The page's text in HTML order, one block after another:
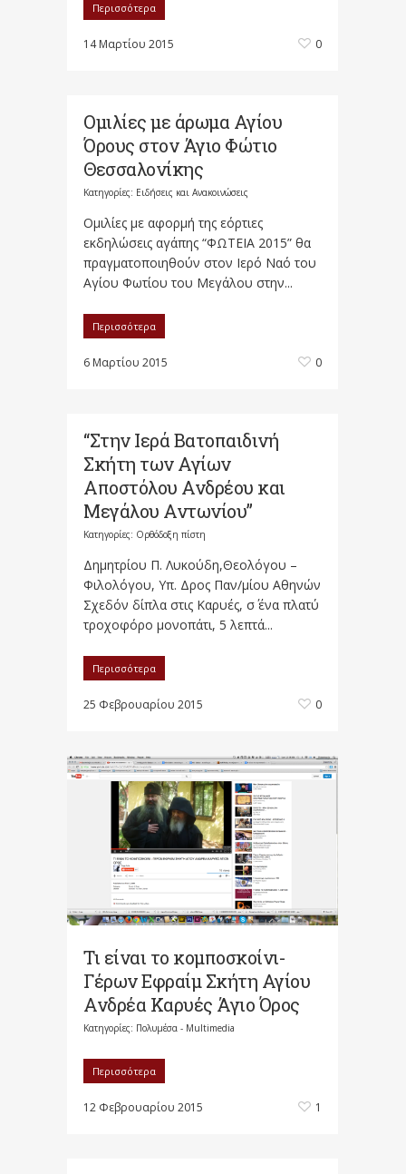
Περισσότερα
14 Μαρτίου 2015 0
Ομιλίες με άρωμα Αγίου
Όρους στον Άγιο Φώτιο
Θεσσαλονίκης
Κατηγορίες: Ειδήσεις και Ανακοινώσεις
Ομιλίες με αφορμή της εόρτιες
εκδηλώσεις αγάπης “ΦΩΤΕΙΑ 2015” θα
πραγματοποιηθούν στον Ιερό Ναό του
Αγίου Φωτίου του Μεγάλου στην...
Περισσότερα
6 Μαρτίου 2015 0
“Στην Ιερά Βατοπαιδινή
Σκήτη των Αγίων
Αποστόλου Ανδρέου και
Μεγάλου Αντωνίου”
Κατηγορίες: Ορθόδοξη πίστη
Δημητρίου Π. Λυκούδη,Θεολόγου –
Φιλολόγου, Υπ. Δρος Παν/μίου Αθηνών
Σχεδόν δίπλα στις Καρυές, σ΄ ένα πλατύ
τροχοφόρο μονοπάτι, 5 λεπτά...
Περισσότερα
25 Φεβρουαρίου 2015 0
Τι είναι το κομποσκοίνι-
Γέρων Εφραίμ Σκήτη Αγίου
Ανδρέα Καρυές Άγιο Όρος
Κατηγορίες: Πολυμέσα - Multimedia
Περισσότερα
12 Φεβρουαρίου 2015 1